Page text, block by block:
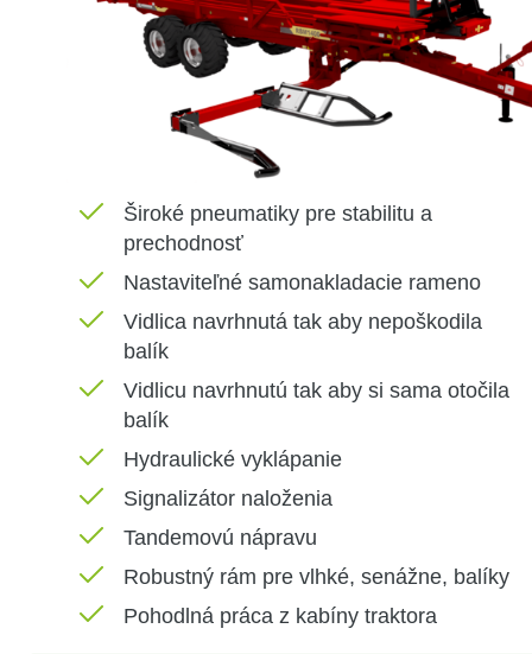
Široké pneumatiky pre stabilitu a
prechodnosť
Nastaviteľné samonakladacie rameno
Vidlica navrhnutá tak aby nepoškodila
balík
Vidlicu navrhnutú tak aby si sama otočila
balík
Hydraulické vyklápanie
Signalizátor naloženia
Tandemovú nápravu
Robustný rám pre vlhké, senážne, balíky
Pohodlná práca z kabíny traktora